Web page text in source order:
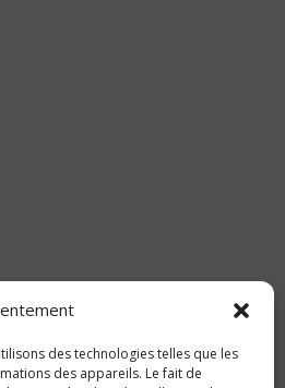
des technologies telles que les
des appareils. Le fait de